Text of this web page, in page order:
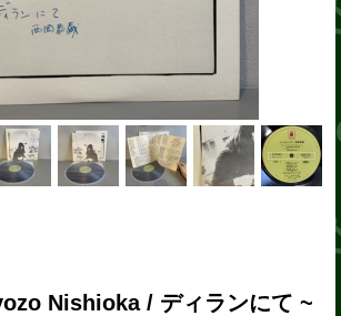
Nishioka / ディランにて ~